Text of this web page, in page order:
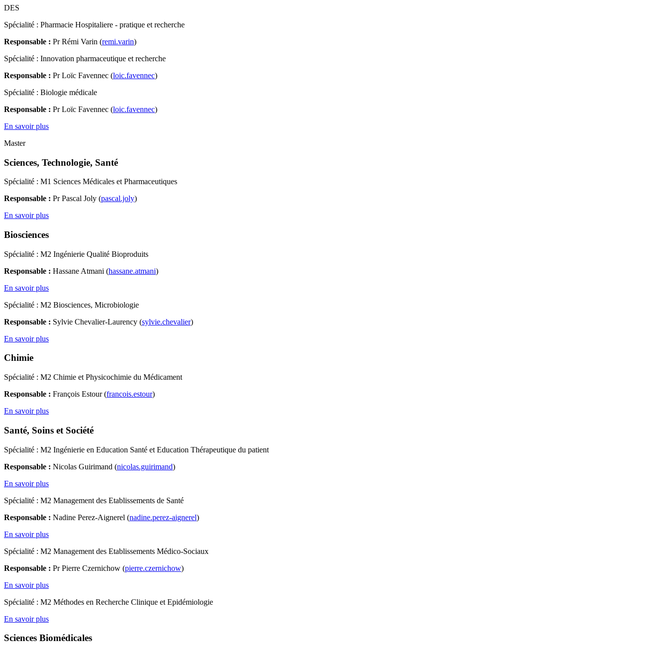
DES
Spécialité : Pharmacie Hospitaliere - pratique et recherche
Responsable : Pr Rémi Varin (remi.varin)
Spécialité : Innovation pharmaceutique et recherche
Responsable : Pr Loïc Favennec (loic.favennec)
Spécialité : Biologie médicale
Responsable : Pr Loïc Favennec (loic.favennec)
En savoir plus
Master
Sciences, Technologie, Santé
Spécialité : M1 Sciences Médicales et Pharmaceutiques
Responsable : Pr Pascal Joly (pascal.joly)
En savoir plus
Biosciences
Spécialité : M2 Ingénierie Qualité Bioproduits
Responsable : Hassane Atmani (hassane.atmani)
En savoir plus
Spécialité : M2 Biosciences, Microbiologie
Responsable : Sylvie Chevalier-Laurency (sylvie.chevalier)
En savoir plus
Chimie
Spécialité : M2 Chimie et Physicochimie du Médicament
Responsable : François Estour (francois.estour)
En savoir plus
Santé, Soins et Société
Spécialité : M2 Ingénierie en Education Santé et Education Thérapeutique du patient
Responsable : Nicolas Guirimand (nicolas.guirimand)
En savoir plus
Spécialité : M2 Management des Etablissements de Santé
Responsable : Nadine Perez-Aignerel (nadine.perez-aignerel)
En savoir plus
Spécialité : M2 Management des Etablissements Médico-Sociaux
Responsable : Pr Pierre Czernichow (pierre.czernichow)
En savoir plus
Spécialité : M2 Méthodes en Recherche Clinique et Epidémiologie
En savoir plus
Sciences Biomédicales